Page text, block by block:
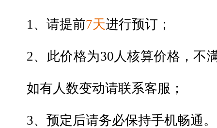
1、请提前7天进行预订；
2、此价格为30人核算价格，不
如有人数变动请联系客服；
3、预定后请务必保持手机畅通。